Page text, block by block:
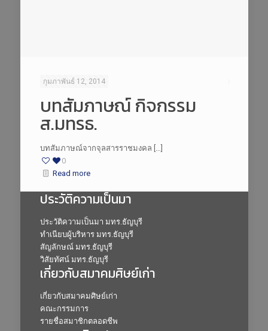
กุมภาพันธ์ 12, 2014
บทสัมภาษณ์ กิจกรรม
ส.มทรธ.
บทสัมภาษณ์จากจุลสารราชมงคล […]
0
Read more
ประวัติความเป็นมา
ประวัติความเป็นมา มทร.ธัญบุรี
ทำเนียบผู้บริหาร มทร.ธัญบุรี
สัญลักษณ์ มทร.ธัญบุรี
วิสัยทัศน์ มทร.ธัญบุรี
เกี่ยวกับสมาคมศิษย์เก่า
เกี่ยวกับสมาคมศิษย์เก่า
คณะกรรมการ
รายชื่อสมาชิกตลอดชีพ